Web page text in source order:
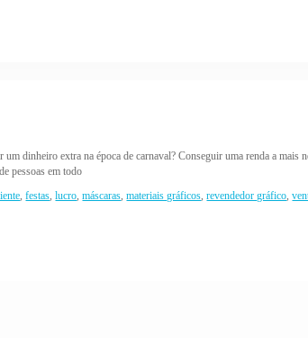
dinheiro extra na época de carnaval? Conseguir uma renda a mais
pessoas em todo
,festas,lucro,máscaras,materiais gráficos,revendedor gráfico,